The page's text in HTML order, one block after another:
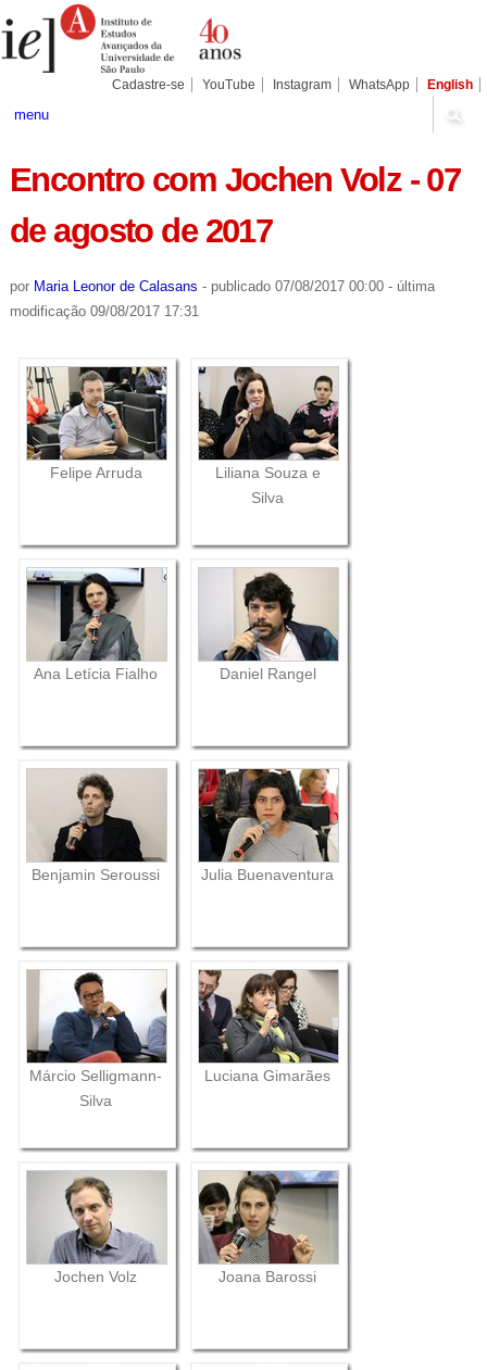
para
conteúdo.
Pessoais
Cadastre-se YouTube Instagram WhatsApp English
menu
Encontro com Jochen Volz - 07
de agosto de 2017
por Maria Leonor de Calasans - publicado07/08/2017 00:00 - última
modificação09/08/2017 17:31
Felipe Arruda
Liliana Souza e
Silva
Ana Letícia Fialho Daniel Rangel
Benjamin Seroussi Julia Buenaventura
Márcio Selligmann-
Silva
Luciana Gimarães
Jochen Volz Joana Barossi